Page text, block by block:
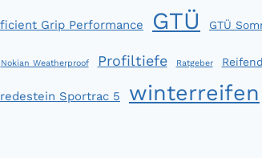
Grip Performance GTÜ GTÜ
Nokian Weatherproof Profiltiefe Ratgeber
Sportrac 5 winterreifen